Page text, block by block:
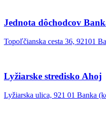
Jednota dôchodcov
Topoľčianska cesta 36, 92101
Lyžiarske stredisko Ahoj
Lyžiarska ulica, 921 01 Banka